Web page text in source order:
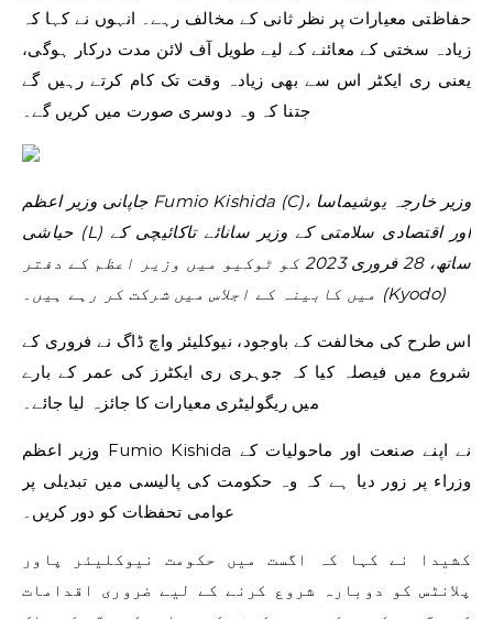
حفاظتی معیارات پر نظر ثانی کے مخالف رہے۔ انہوں نے کہا کہ
زیادہ سختی کے معائنے کے لیے طویل آف لائن مدت درکار ہوگی،
یعنی ری ایکٹر اس سے بھی زیادہ وقت تک کام کرتے رہیں گے
جتنا کہ وہ دوسری صورت میں کریں گے۔
جاپانی وزیر اعظم Fumio Kishida (C)، وزیر خارجہ یوشیماسا
حیاشی (L) اور اقتصادی سلامتی کے وزیر سانائے تاکائیچی کے
ساتھ، 28 فروری 2023 کو ٹوکیو میں وزیر اعظم کے دفتر
میں کابینہ کے اجلاس میں شرکت کر رہے ہیں۔ (Kyodo)
اس طرح کی مخالفت کے باوجود، نیوکلیئر واچ ڈاگ نے فروری کے
شروع میں فیصلہ کیا کہ جوہری ری ایکٹرز کی عمر کے بارے
میں ریگولیٹری معیارات کا جائزہ لیا جائے۔
وزیر اعظم Fumio Kishida نے اپنے صنعت اور ماحولیات کے
وزراء پر زور دیا ہے کہ وہ حکومت کی پالیسی میں تبدیلی پر
عوامی تحفظات کو دور کریں۔
کشیدا نے کہا کہ اگست میں حکومت نیوکلیئر پاور
پلانٹس کو دوبارہ شروع کرنے کے لیے ضروری اقدامات